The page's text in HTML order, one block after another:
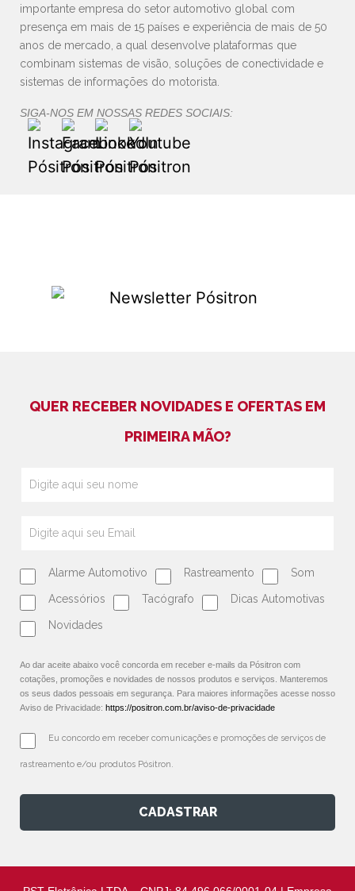
importante empresa do setor automotivo global com
presença em mais de 15 países e experiência de mais de 50
anos de mercado, a qual desenvolve plataformas que
combinam sistemas de visão, soluções de conectividade e
sistemas de informações do motorista.
SIGA-NOS EM NOSSAS REDES SOCIAIS:
QUER RECEBER NOVIDADES E OFERTAS EM
PRIMEIRA MÃO?
Alarme Automotivo Rastreamento Som
Acessórios Tacógrafo Dicas Automotivas
Novidades
Ao dar aceite abaixo você concorda em receber e-mails da Pósitron com
cotações, promoções e novidades de nossos produtos e serviços. Manteremos
os seus dados pessoais em segurança. Para maiores informações acesse nosso
Aviso de Privacidade: https://positron.com.br/aviso-de-privacidade
Eu concordo em receber comunicações e promoções de serviços de
rastreamento e/ou produtos Pósitron.
CADASTRAR